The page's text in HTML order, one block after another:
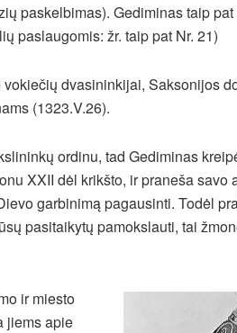
paskelbimas). Gediminas taip
paslaugomis: žr. taip pat Nr. 21)
dvasininkijai, Saksonijos
(1323.V.26).
ordinu, tad Gediminas
XXII dėl krikšto, ir praneša savo
garbinimą pagausinti. Todėl
pasitaikytų pamokslauti, tai
ir miesto
jiems apie